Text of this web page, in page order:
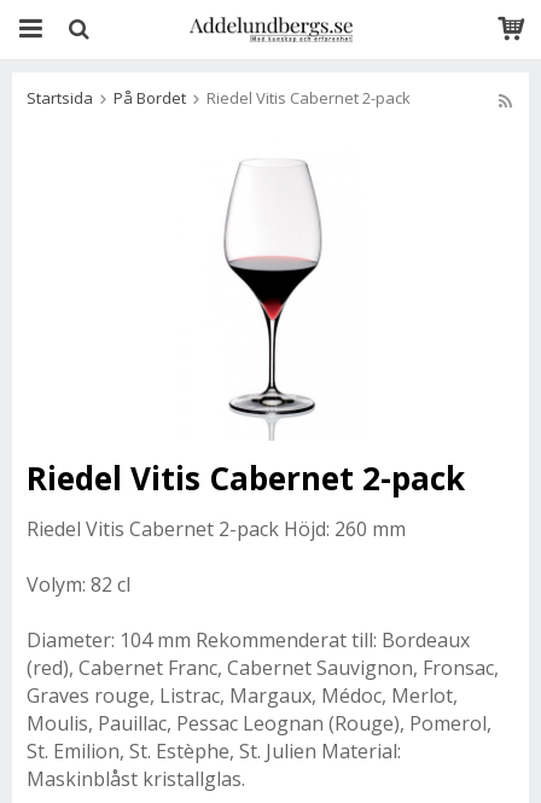
Startsida På Bordet Riedel Vitis Cabernet 2-pack
Riedel Vitis Cabernet 2-pack
Riedel Vitis Cabernet 2-pack Höjd: 260 mm
Volym: 82 cl
Diameter: 104 mm Rekommenderat till: Bordeaux
(red), Cabernet Franc, Cabernet Sauvignon, Fronsac,
Graves rouge, Listrac, Margaux, Médoc, Merlot,
Moulis, Pauillac, Pessac Leognan (Rouge), Pomerol,
St. Emilion, St. Estèphe, St. Julien Material:
Maskinblåst kristallglas.